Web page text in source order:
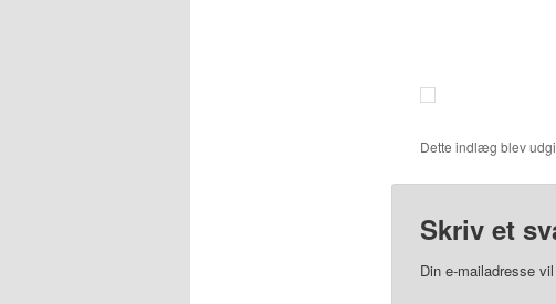
Dette indlæg blev
Skriv et
Din e-mailadresse